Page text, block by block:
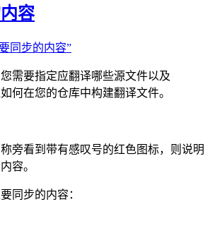
容
同步的内容”
需要指定应翻译哪些源文件以及
何在您的仓库中构建翻译文件。
旁看到带有感叹号的红色图标，则说明
容。
同步的内容：